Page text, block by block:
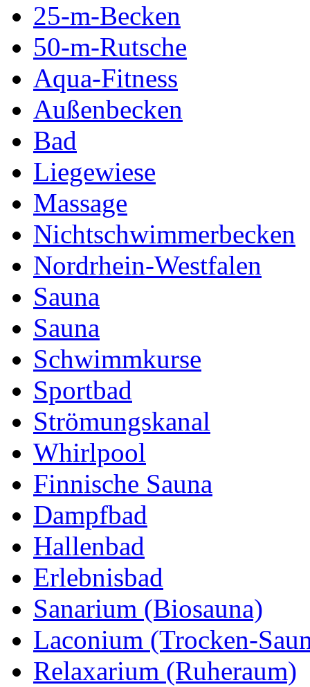
25-m-Becken
50-m-Rutsche
Aqua-Fitness
Außenbecken
Bad
Liegewiese
Massage
Nichtschwimmerbecken
Nordrhein-Westfalen
Sauna
Sauna
Schwimmkurse
Sportbad
Strömungskanal
Whirlpool
Finnische Sauna
Dampfbad
Hallenbad
Erlebnisbad
Sanarium (Biosauna)
Laconium (Trocken-
Relaxarium (Ruheraum)